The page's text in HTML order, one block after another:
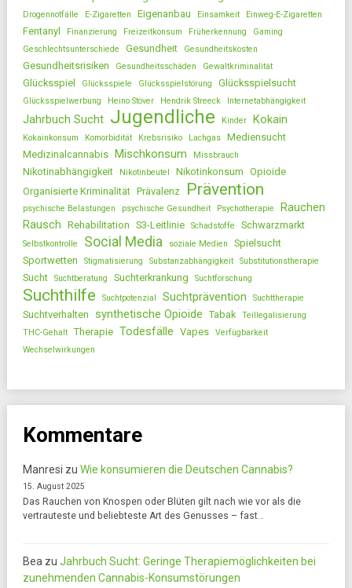
Drogennotfälle E-Zigaretten Eigenanbau Einsamkeit Einweg-E-Zigaretten
Fentanyl Finanzierung Freizeitkonsum Früherkennung
Gaming
Geschlechtsunterschiede
Gesundheit Gesundheitskosten
Gesundheitsrisiken Gesundheitsschäden Gewaltkriminalität
Glücksspiel Glücksspiele Glücksspielstörung Glücksspielsucht
Glücksspielwerbung Heino Stöver Hendrik Streeck Internetabhängigkeit
Jahrbuch Sucht Jugendliche Kinder Kokain
Kokainkonsum Komorbidität Krebsrisiko Lachgas
Mediensucht
Medizinalcannabis Mischkonsum Missbrauch
Nikotinabhängigkeit Nikotinbeutel Nikotinkonsum Opioide
Organisierte Kriminalität Prävalenz Prävention
psychische Belastungen psychische Gesundheit Psychotherapie
Rauchen
Rausch Rehabilitation S3-Leitlinie Schadstoffe Schwarzmarkt
Selbstkontrolle Social Media soziale Medien
Spielsucht
Sportwetten
Stigmatisierung Substanzabhängigkeit Substitutionstherapie
Sucht Suchtberatung Suchterkrankung Suchtforschung
Suchthilfe Suchtpotenzial Suchtprävention Suchttherapie
Suchtverhalten synthetische Opioide Tabak
Teillegalisierung
THC-Gehalt
Therapie Todesfälle Vapes
Verfügbarkeit
Wechselwirkungen
Kommentare
Manresi zu Wie konsumieren die Deutschen Cannabis?
15. August 2025
Das Rauchen von Knospen oder Blüten gilt nach wie vor als die
vertrauteste und beliebteste Art des Genusses – fast…
Bea zu Jahrbuch Sucht: Geringe Therapiemöglichkeiten bei
zunehmenden Cannabis-Konsumstörungen